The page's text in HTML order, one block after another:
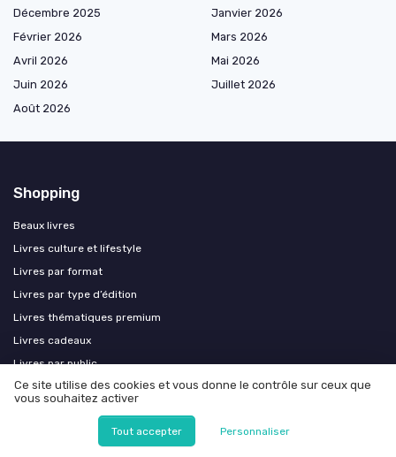
Décembre 2025
Janvier 2026
Février 2026
Mars 2026
Avril 2026
Mai 2026
Juin 2026
Juillet 2026
Août 2026
Shopping
Beaux livres
Livres culture et lifestyle
Livres par format
Livres par type d’édition
Livres thématiques premium
Livres cadeaux
Livres par public
Livres premium et prestige
Ce site utilise des cookies et vous donne le contrôle sur ceux que
vous souhaitez activer
Tout accepter Personnaliser